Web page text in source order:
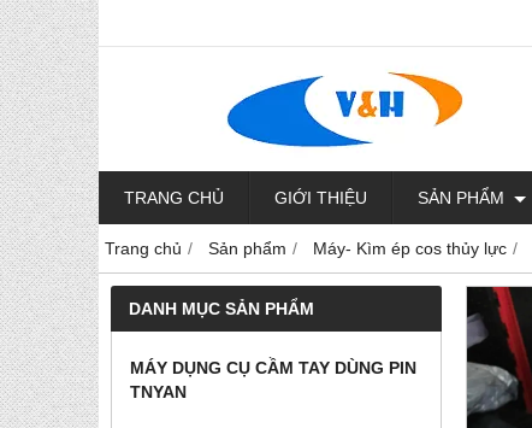
TRANG CHỦ GIỚI THIỆU SẢN PHẨM
Trang chủ Sản phẩm Máy- Kìm ép cos thủy lực
DANH MỤC SẢN PHẨM
MÁY DỤNG CỤ CẦM TAY DÙNG PIN
TNYAN